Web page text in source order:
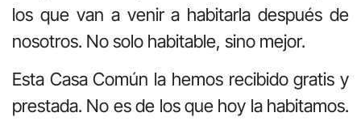
los que van a venir a habitarla después de
nosotros. No solo habitable, sino mejor.
Esta Casa Común la hemos recibido gratis y
prestada. No es de los que hoy la habitamos.